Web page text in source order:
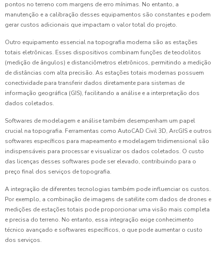
pontos no terreno com margens de erro mínimas. No entanto, a
manutenção e a calibração desses equipamentos são constantes e podem
gerar custos adicionais que impactam o valor total do projeto.
Outro equipamento essencial na topografia moderna são as estações
totais eletrônicas. Esses dispositivos combinam funções de teodolitos
(medição de ângulos) e distanciômetros eletrônicos, permitindo a medição
de distâncias com alta precisão. As estações totais modernas possuem
conectividade para transferir dados diretamente para sistemas de
informação geográfica (GIS), facilitando a análise e a interpretação dos
dados coletados.
Softwares de modelagem e análise também desempenham um papel
crucial na topografia. Ferramentas como AutoCAD Civil 3D, ArcGIS e outros
softwares específicos para mapeamento e modelagem tridimensional são
indispensáveis para processar e visualizar os dados coletados. O custo
das licenças desses softwares pode ser elevado, contribuindo para o
preço final dos serviços de topografia.
A integração de diferentes tecnologias também pode influenciar os custos.
Por exemplo, a combinação de imagens de satélite com dados de drones e
medições de estações totais pode proporcionar uma visão mais completa
e precisa do terreno. No entanto, essa integração exige conhecimento
técnico avançado e softwares específicos, o que pode aumentar o custo
dos serviços.